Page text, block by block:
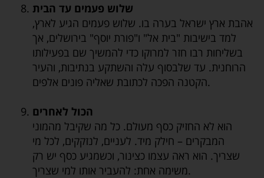
שלוש פעמים עד הבית
אהבת ארץ ישראל בערה בו. שלוש פעמים הגיע לארץ,
למד בישיבות "בית אל" ו"פורת יוסף" בירושלים, אך
בשליחות רבו חזר למרוקו כדי להמשיך שם בפעילותו
הרוחנית. עד שלבסוף עלה והשתקע בנתיבות, והעיר
הקטנה הפכה לכתובת שאליה פונים אלפים.
הכול לאחרים
הוא לא החזיק כסף מעולם. כל מה שקיבל מהמוני
המבקרים – חילק מיד. לעניים, לנזקקים, לכל מי
שצריך. הוא ראה עצמו כצינור, וכשמגיע כסף יש רק
משימה אחת: להעביר אותו למי שצריך.